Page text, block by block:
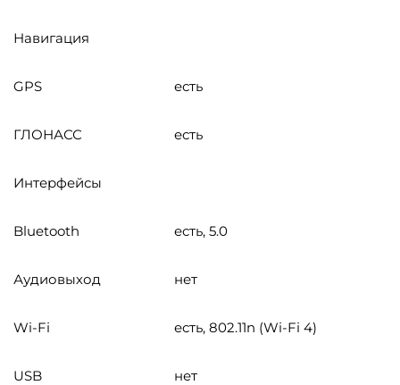
Навигация
GPS есть
ГЛОНАСС есть
Интерфейсы
Bluetooth есть, 5.0
Аудиовыход нет
Wi-Fi есть, 802.11n (Wi-Fi 4)
USB нет